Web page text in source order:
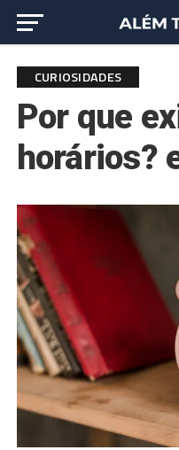
CURIOSIDADES
Por que
horários?